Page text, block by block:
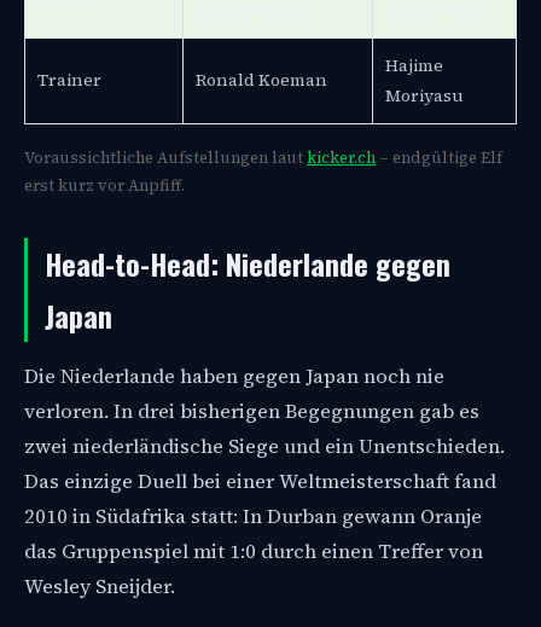
Trainer Ronald Koeman
Hajime
Moriyasu
Voraussichtliche Aufstellungen lautkicker.ch – endgültige Elf
erst kurz vor Anpfiff.
Head-to-Head: Niederlande gegen
Japan
Die Niederlande haben gegen Japan noch nie
verloren. In drei bisherigen Begegnungen gab es
zwei niederländische Siege und ein Unentschieden.
Das einzige Duell bei einer Weltmeisterschaft fand
2010 in Südafrika statt: In Durban gewann Oranje
das Gruppenspiel mit 1:0 durch einen Treffer von
Wesley Sneijder.